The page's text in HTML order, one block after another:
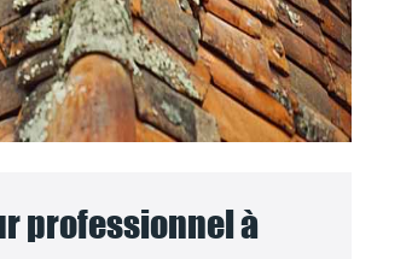
professionnel à